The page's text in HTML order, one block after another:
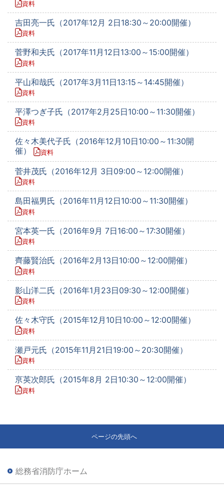
資料
吉田亮一氏（2017年12月 2日18:30～20:00開催）
資料
菅野和夫氏（2017年11月12日13:00～15:00開催）
資料
平山和哉氏（2017年3月11日13:15～14:45開催）
資料
平澤つぎ子氏（2017年2月25日10:00～11:30開催）
資料
佐々木美代子氏（2016年12月10日10:00～11:30開
催）
資料
菅井茂氏（2016年12月 3日09:00～12:00開催）
資料
島田福男氏（2016年11月12日10:00～11:30開催）
資料
宮本英一氏（2016年9月 7日16:00～17:30開催）
資料
齊藤賢治氏（2016年2月13日10:00～12:00開催）
資料
影山洋二氏（2016年1月23日09:30～12:00開催）
資料
佐々木守氏（2015年12月10日10:00～12:00開催）
資料
瀬戸元氏（2015年11月21日19:00～20:30開催）
資料
亰英次郎氏（2015年8月 2日10:30～12:00開催）
資料
ページの先頭へ
総務省消防庁ホーム